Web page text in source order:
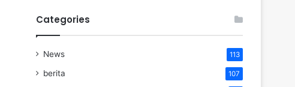
Categories
News 113
berita 107